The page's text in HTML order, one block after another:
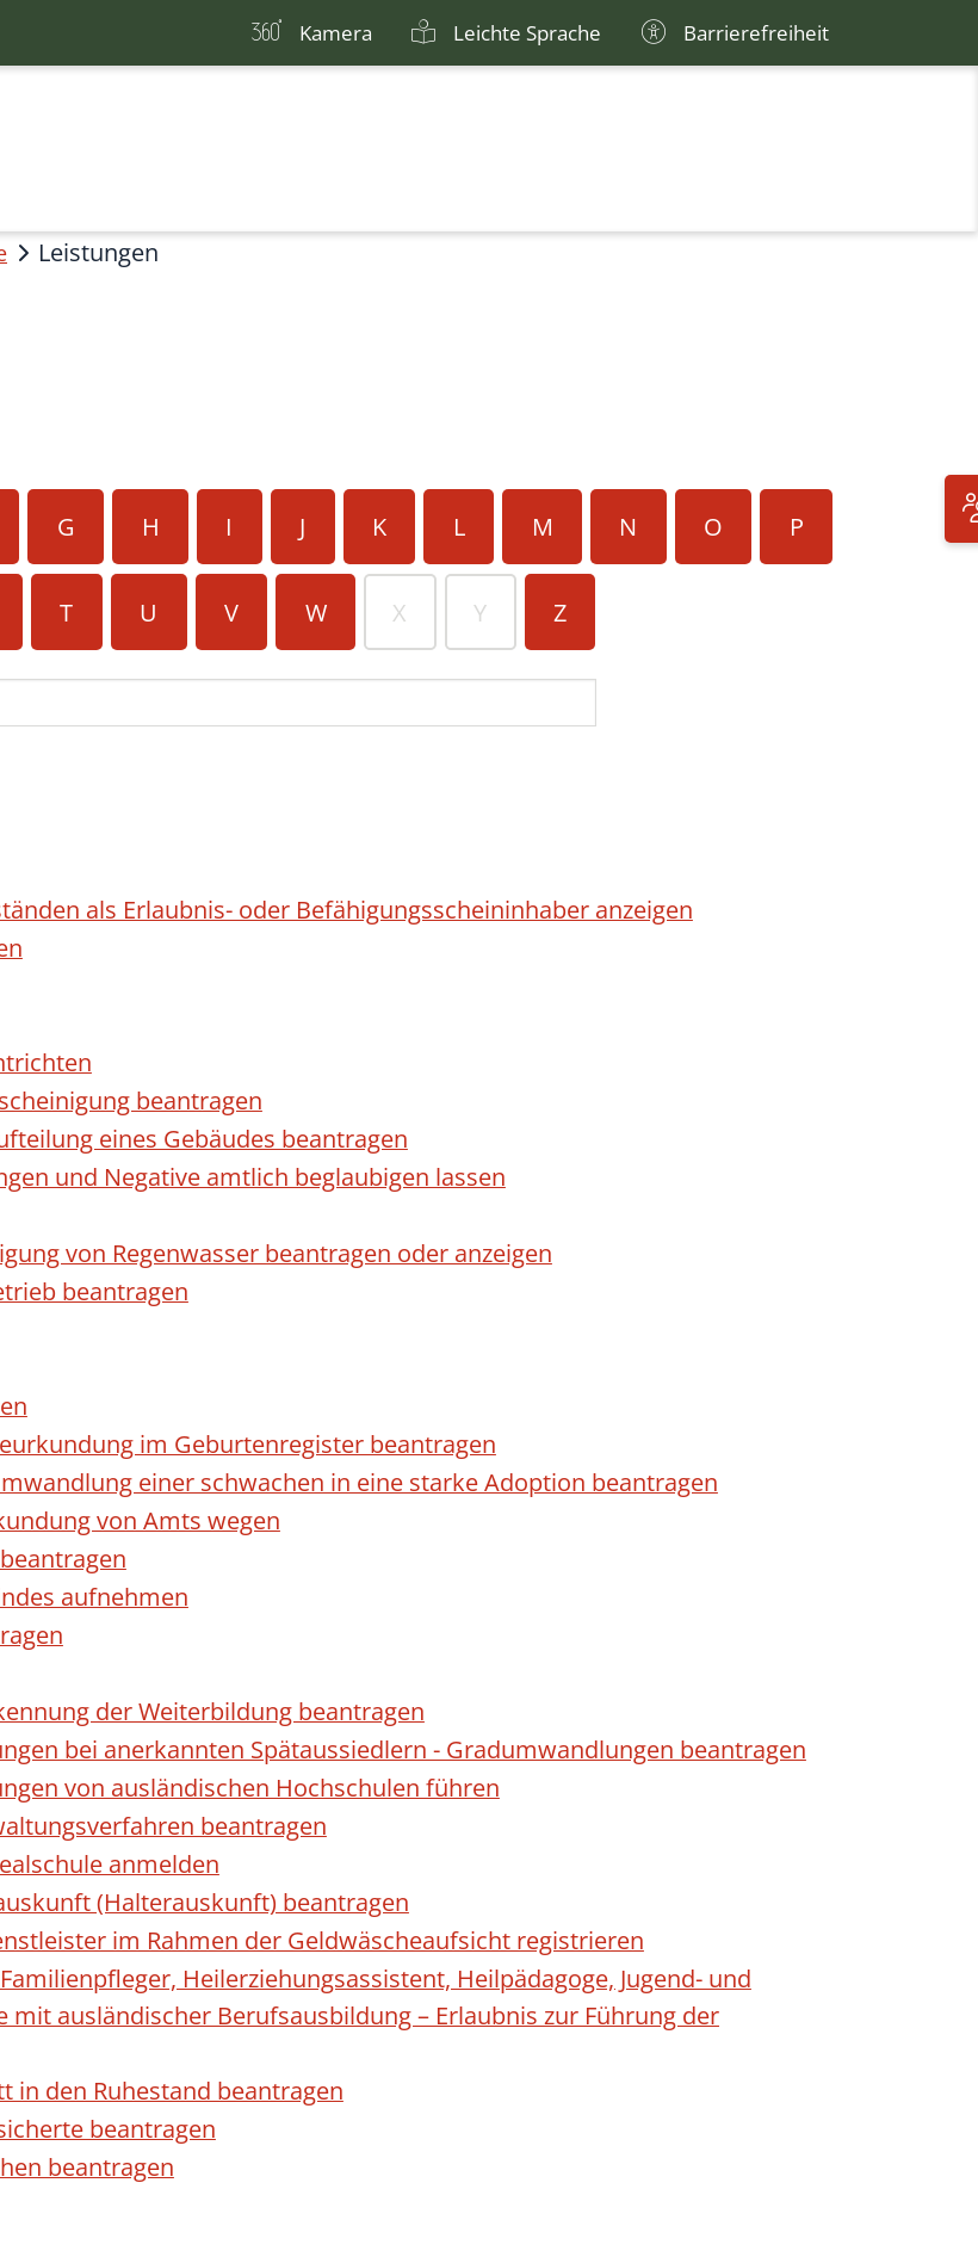
Kamera Leichte Sprache Barrierefreiheit
Leistungen
G H I J K L M N O P
T U V W X Y Z
als Erlaubnis- oder Befähigungsscheininhaber anzeigen
beantragen
eines Gebäudes beantragen
und Negative amtlich beglaubigen lassen
von Regenwasser beantragen oder anzeigen
beantragen
im Geburtenregister beantragen
einer schwachen in eine starke Adoption beantragen
von Amts wegen
aufnehmen
der Weiterbildung beantragen
bei anerkannten Spätaussiedlern - Gradumwandlungen beantragen
von ausländischen Hochschulen führen
beantragen
anmelden
(Halterauskunft) beantragen
im Rahmen der Geldwäscheaufsicht registrieren
Heilerziehungsassistent, Heilpädagoge, Jugend- und
mit ausländischer Berufsausbildung – Erlaubnis zur Führung der
in den Ruhestand beantragen
beantragen
beantragen